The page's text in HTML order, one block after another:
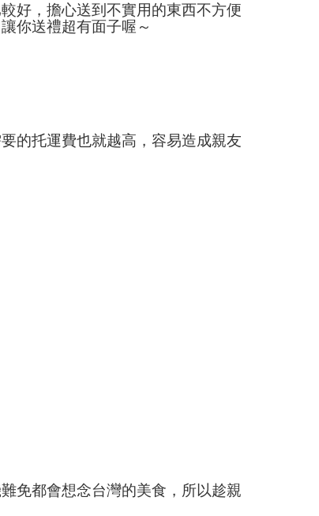
好，擔心送到不實用的東西不方便
你送禮超有面子喔～
的托運費也就越高，容易造成親友
免都會想念台灣的美食，所以趁親